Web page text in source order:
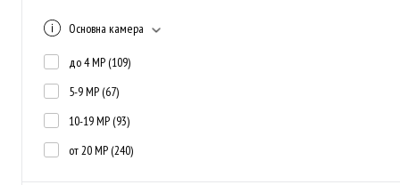
Основна камера
до 4 MP (109)
5-9 MP (67)
10-19 MP (93)
от 20 MP (240)